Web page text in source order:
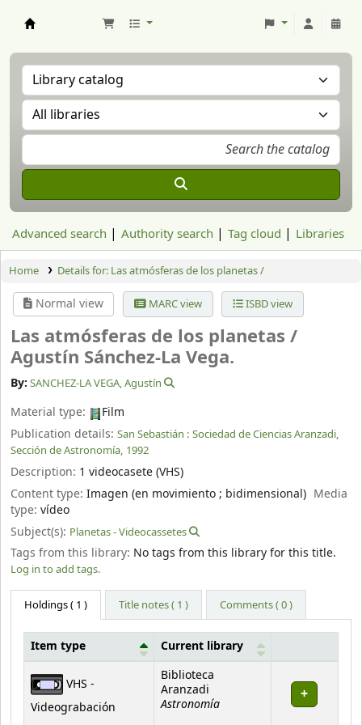
Advanced search Authority search Tag cloud Libraries
Home Details for: Las atmósferas de los planetas /
Normal view MARC view ISBD view
Las atmósferas de los planetas /
Agustín Sánchez-La Vega.
By: SANCHEZ-LA VEGA, Agustín
Material type:
Film
Publication details: San Sebastián : Sociedad de Ciencias Aranzadi,
Sección de Astronomía, 1992
Description: 1 videocasete (VHS)
Content type: Imagen (en movimiento ; bidimensional) Media
type: vídeo
Subject(s): Planetas - Videocassetes
Tags from this library: No tags from this library for this title.
Log in to add tags.
Holdings( 1 ) Title notes ( 1 ) Comments ( 0 )
Item type Current library
VHS -
Videograbación
Biblioteca
Aranzadi
Astronomía